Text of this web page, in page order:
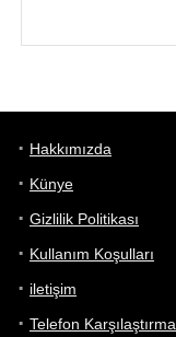
Hakkımızda
Künye
Gizlilik Politikası
Kullanım Koşulları
iletişim
Telefon Karşılaştırma